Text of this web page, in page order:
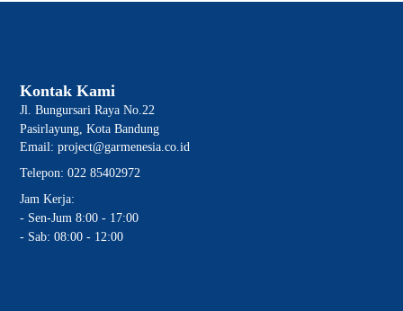
Kontak Kami
Jl. Bungursari Raya No.22
Pasirlayung, Kota Bandung
Email: project@garmenesia.co.id
Telepon: 022 85402972
Jam Kerja:
- Sen-Jum 8:00 - 17:00
- Sab: 08:00 - 12:00